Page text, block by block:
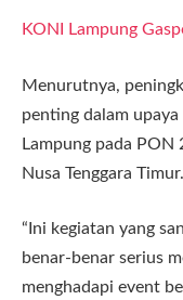
KONI Lampung
Menurutnya,
penting dalam
Lampung pada PON
Nusa Tenggara Timur.
“Ini kegiatan yang
benar-benar serius
menghadapi event